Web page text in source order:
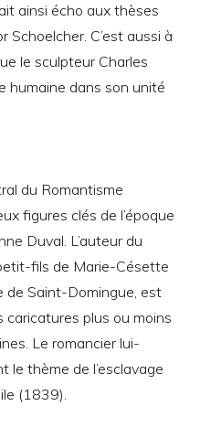
ainsi écho aux thèses
C’est aussi à
le sculpteur Charles
humaine dans son unité
du Romantisme
figures clés de l’époque
Duval. L’auteur du
fils de Marie-Césette
de Saint-Domingue, est
caricatures plus ou moins
Le romancier lui-
le thème de l’esclavage
(1839).